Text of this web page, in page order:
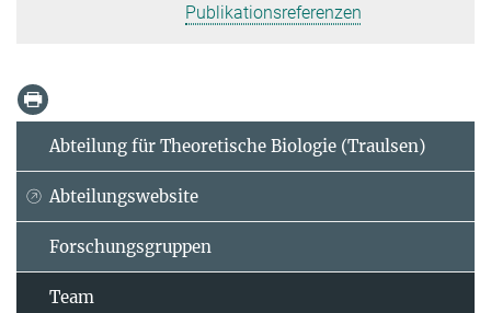
Publikationsreferenzen
Abteilung für Theoretische Biologie (Traulsen)
Abteilungswebsite
Forschungsgruppen
Team